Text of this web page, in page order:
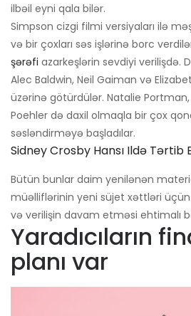
ilbəil eyni qala bilər.
Simpson cizgi filmi versiyaları ilə
və bir çoxları səs işlərinə borc
şərəfi azarkeşlərin sevdiyi verilişdə.
Alec Baldwin, Neil Gaiman və
üzərinə götürdülər. Natalie
Poehler də daxil olmaqla bir çox
səsləndirməyə başladılar.
Sidney Crosby Hansı Ildə Tərtib
Bütün bunlar daim yenilənən
müəlliflərinin yeni süjet xəttləri üçün
və verilişin davam etməsi ehtimalı
Yaradıcıların
planı var